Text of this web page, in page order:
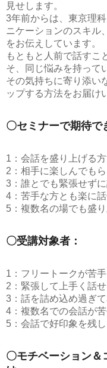
見せします。
3年前からは、東京理
ニケーションのスキル
をお伝えしています。
もともと人前で話すこ
そ、同じ悩みを持って
その気持ちに寄り添い
ップする方法をお届け
〇セミナーで期待で
1：会話を盛り上げる
2：相手に楽しんでも
3：誰とでも緊張せず
4：苦手な方とも楽に
5：複数名の場でも盛
〇受講対象者：
1：フリートークが苦
2：緊張して上手く話
3：話を詰め込め過ぎ
4：複数名での会話が
5：会話で好印象を残
〇モチベーション＆